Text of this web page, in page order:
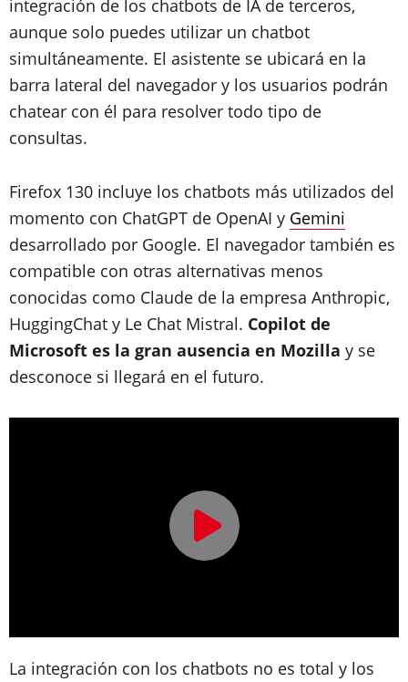
integración de los chatbots de IA de terceros,
aunque solo puedes utilizar un chatbot
simultáneamente. El asistente se ubicará en la
barra lateral del navegador y los usuarios podrán
chatear con él para resolver todo tipo de
consultas.
Firefox 130 incluye los chatbots más utilizados del
momento con ChatGPT de OpenAI y Gemini
desarrollado por Google. El navegador también es
compatible con otras alternativas menos
conocidas como Claude de la empresa Anthropic,
HuggingChat y Le Chat Mistral. Copilot de
Microsoft es la gran ausencia en Mozilla y se
desconoce si llegará en el futuro.
La integración con los chatbots no es total y los